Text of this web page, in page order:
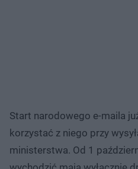
Start narodowego e-maila
korzystać z niego przy
ministerstwa. Od 1